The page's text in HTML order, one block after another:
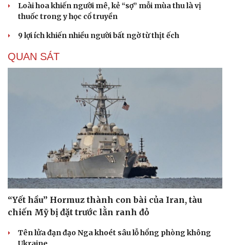
Loài hoa khiến người mê, kẻ “sợ” mỗi mùa thu là vị
thuốc trong y học cổ truyền
9 lợi ích khiến nhiều người bất ngờ từ thịt ếch
QUAN SÁT
“Yết hầu” Hormuz thành con bài của Iran, tàu
chiến Mỹ bị đặt trước lằn ranh đỏ
Tên lửa đạn đạo Nga khoét sâu lỗ hổng phòng không